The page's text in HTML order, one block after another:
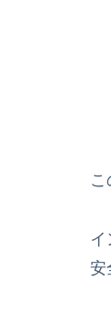
こ
安